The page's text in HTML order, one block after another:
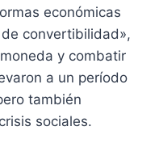
económicas
convertibilidad»,
y combatir
a un período
también
sociales.